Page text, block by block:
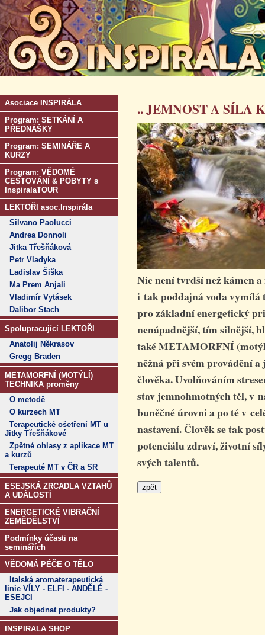
Asociace INSPIRÁLA
Program: SETKÁNÍ A
PŘEDNÁŠKY
Program: SEMINÁŘE A
KURZY
Program: VĚDOMÉ
CESTOVÁNÍ & POBYTY s
InspiralaTOUR
LEKTOŘI asoc.Inspirála
Silvano Paolucci
Andrea Donnoli
Jitka Třešňáková
Petr Vladyka
Ladislav Šiška
Ma Prem Anjali
Vladimír Vytásek
Dalibor Stach
Spolupracující LEKTOŘI
Anatolij Někrasov
Gregg Braden
METAMORFNÍ (MOTÝLÍ)
TECHNIKA proměny
O metodě
O kurzech MT
Terapeutické ošetření MT u
Jitky Třešňákové
Zpětné ohlasy z aplikace MT
a kurzů
Terapeuté MT v ČR a SR
ESEJSKÁ ZRCADLA VZTAHŮ
A UDÁLOSTÍ
ENERGETICKÉ VIBRAČNÍ
ZEMĚDĚLSTVÍ
Podmínky účasti na
seminářích
VĚDOMÁ PÉČE O TĚLO
Italská aromaterapeutická
linie VÍLY - ELFI - ANDĚLÉ -
ESEJCI
Jak objednat produkty?
INSPIRALA SHOP
.. JEMNOST A SÍLA
Nic není tvrdší než kámen
i tak poddajná voda vymílá
pro základní energetický
nenápadnější, tím silnější,
také METAMORFNÍ
něžná při svém provádění
člověka. Uvolňováním
stav jemnohmotných těl, v
buněčné úrovni a po té v
nastavení. Člověk se tak
potenciálu zdraví, životní
svých talentů.